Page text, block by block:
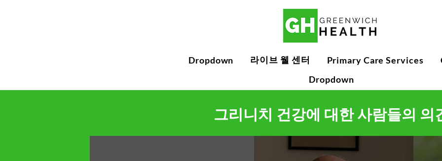
Dropdown 라이브 웰 센터 Primary Care Services
Dropdown
그리니치 건강에 대한 사람들의 의